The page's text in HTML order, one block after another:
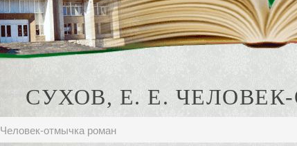
СУХОВ, Е. Е.
Человек-отмычка роман